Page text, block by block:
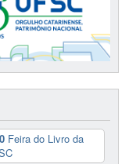
Feira do Livro da